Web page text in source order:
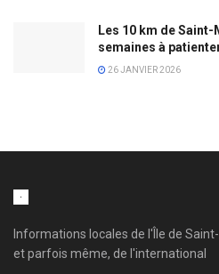
Les 10 km de
semaines à
26 JANVIER 2026
Informations locales de l'Île de
et parfois même, de l'international